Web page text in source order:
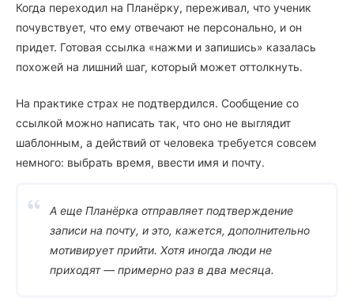
Когда переходил на Планёрку, переживал, что ученик
почувствует, что ему отвечают не персонально, и он
придет. Готовая ссылка «нажми и запишись» казалась
похожей на лишний шаг, который может оттолкнуть.
На практике страх не подтвердился. Сообщение со
ссылкой можно написать так, что оно не выглядит
шаблонным, а действий от человека требуется совсем
немного: выбрать время, ввести имя и почту.
А еще Планёрка отправляет подтверждение
записи на почту, и это, кажется, дополнительно
мотивирует прийти. Хотя иногда люди не
приходят — примерно раз в два месяца.